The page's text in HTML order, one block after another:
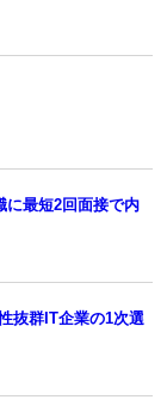
に最短2回面接で内
抜群IT企業の1次選